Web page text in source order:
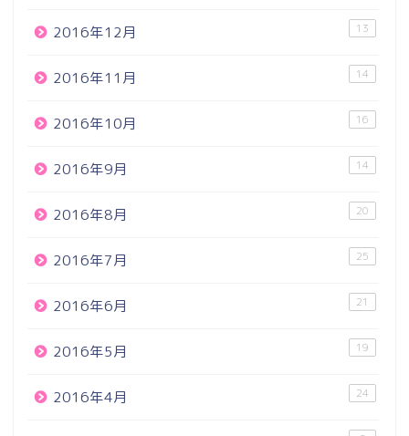
2016年12月 13
2016年11月 14
2016年10月 16
2016年9月 14
2016年8月 20
2016年7月 25
2016年6月 21
2016年5月 19
2016年4月 24